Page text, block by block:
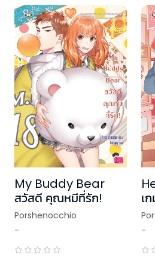
My Buddy Bear
สวัสดี คุณหมีที่รัก!
Porshenocchio
-
เ
น
-